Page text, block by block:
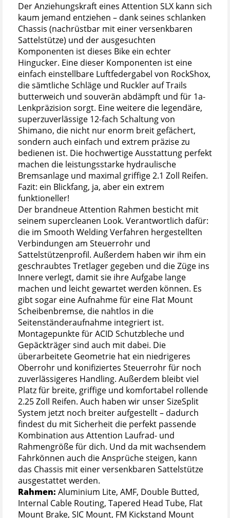
Der Anziehungskraft eines Attention SLX kann sich
kaum jemand entziehen – dank seines schlanken
Chassis (nachrüstbar mit einer versenkbaren
Sattelstütze) und der ausgesuchten
Komponenten ist dieses Bike ein echter
Hingucker. Eine dieser Komponenten ist eine
einfach einstellbare Luftfedergabel von RockShox,
die sämtliche Schläge und Ruckler auf Trails
butterweich und souverän abdämpft und für 1a-
Lenkpräzision sorgt. Eine weitere die legendäre,
superzuverlässige 12-fach Schaltung von
Shimano, die nicht nur enorm breit gefächert,
sondern auch einfach und extrem präzise zu
bedienen ist. Die hochwertige Ausstattung perfekt
machen die leistungsstarke hydraulische
Bremsanlage und maximal griffige 2.1 Zoll Reifen.
Fazit: ein Blickfang, ja, aber ein extrem
funktioneller!
Der brandneue Attention Rahmen besticht mit
seinem supercleanen Look. Verantwortlich dafür:
die im Smooth Welding Verfahren hergestellten
Verbindungen am Steuerrohr und
Sattelstützenprofil. Außerdem haben wir ihm ein
geschraubtes Tretlager gegeben und die Züge ins
Innere verlegt, damit sie ihre Aufgabe lange
machen und leicht gewartet werden können. Es
gibt sogar eine Aufnahme für eine Flat Mount
Scheibenbremse, die nahtlos in die
Seitenständeraufnahme integriert ist.
Montagepunkte für ACID Schutzbleche und
Gepäckträger sind auch mit dabei. Die
überarbeitete Geometrie hat ein niedrigeres
Oberrohr und konifiziertes Steuerrohr für noch
zuverlässigeres Handling. Außerdem bleibt viel
Platz für breite, griffige und komfortabel rollende
2.25 Zoll Reifen. Auch haben wir unser SizeSplit
System jetzt noch breiter aufgestellt – dadurch
findest du mit Sicherheit die perfekt passende
Kombination aus Attention Laufrad- und
Rahmengröße für dich. Und da mit wachsendem
Fahrkönnen auch die Ansprüche steigen, kann
das Chassis mit einer versenkbaren Sattelstütze
ausgestattet werden.
Rahmen: Aluminium Lite, AMF, Double Butted,
Internal Cable Routing, Tapered Head Tube, Flat
Mount Brake, SIC Mount, FM Kickstand Mount